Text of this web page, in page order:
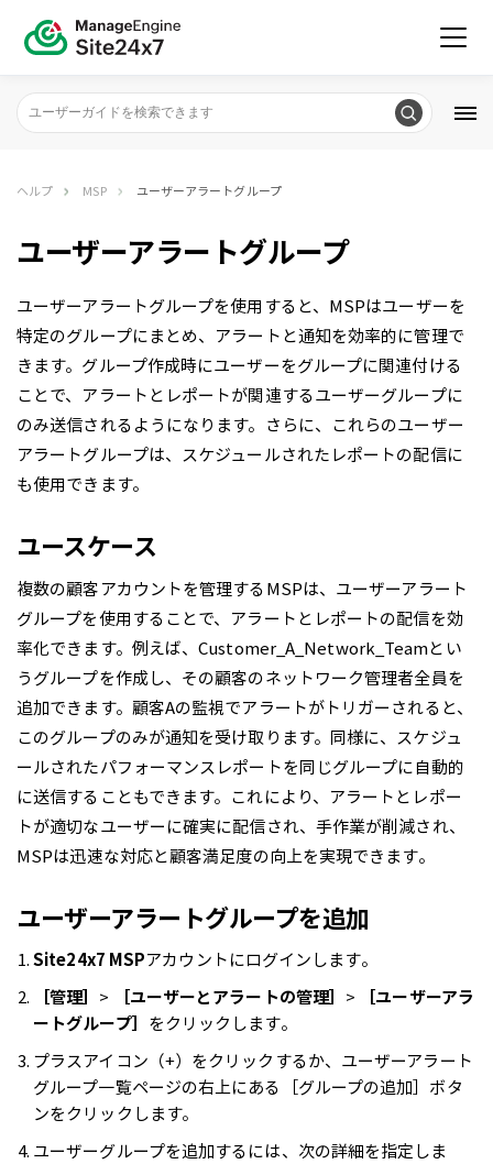
ヘルプ MSP ユーザーアラートグループ
ユーザーアラートグループ
ユーザーアラートグループを使用すると、MSPはユーザーを
特定のグループにまとめ、アラートと通知を効率的に管理で
きます。グループ作成時にユーザーをグループに関連付ける
ことで、アラートとレポートが関連するユーザーグループに
のみ送信されるようになります。さらに、これらのユーザー
アラートグループは、スケジュールされたレポートの配信に
も使用できます。
ユースケース
複数の顧客アカウントを管理するMSPは、ユーザーアラート
グループを使用することで、アラートとレポートの配信を効
率化できます。例えば、Customer_A_Network_Teamとい
うグループを作成し、その顧客のネットワーク管理者全員を
追加できます。顧客Aの監視でアラートがトリガーされると、
このグループのみが通知を受け取ります。同様に、スケジュ
ールされたパフォーマンスレポートを同じグループに自動的
に送信することもできます。これにより、アラートとレポー
トが適切なユーザーに確実に配信され、手作業が削減され、
MSPは迅速な対応と顧客満足度の向上を実現できます。
ユーザーアラートグループを追加
Site24x7 MSPアカウントにログインします。
［管理］ > ［ユーザーとアラートの管理］ >
［ユーザーアラ
ートグループ］ をクリックします。
プラスアイコン（+）をクリックするか、ユーザーアラート
グループ一覧ページの右上にある［グループの追加］ボタ
ンをクリックします。
ユーザーグループを追加するには、次の詳細を指定しま